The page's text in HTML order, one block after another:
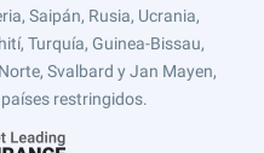
Saipán, Rusia, Ucrania,
Turquía, Guinea-Bissau,
Svalbard y Jan Mayen,
restringidos.